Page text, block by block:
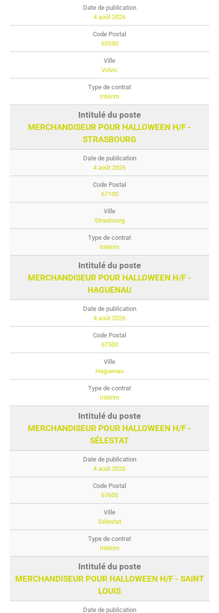
4 août 2026
63530
Volvic
Intérim
MERCHANDISEUR POUR HALLOWEEN H/F -
STRASBOURG
4 août 2026
67100
Strasbourg
Intérim
MERCHANDISEUR POUR HALLOWEEN H/F -
HAGUENAU
4 août 2026
67500
Haguenau
Intérim
MERCHANDISEUR POUR HALLOWEEN H/F -
SÉLESTAT
4 août 2026
67600
Sélestat
Intérim
MERCHANDISEUR POUR HALLOWEEN H/F - SAINT
LOUIS